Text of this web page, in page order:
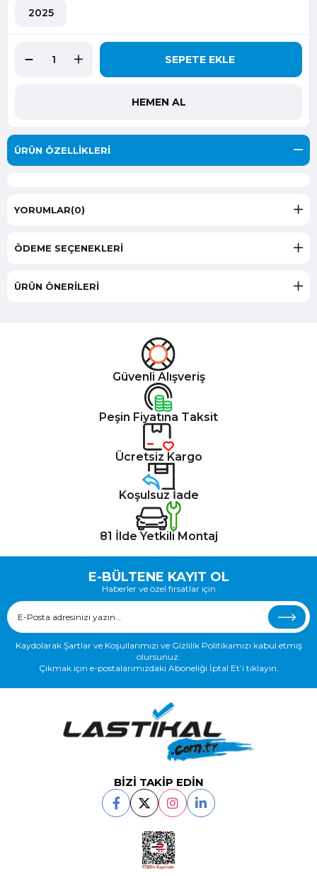
2025
ÜRÜN ÖZELLIKLERI
YORUMLAR(0)
ÖDEME SEÇENEKLERI
ÜRÜN ÖNERILERI
Güvenli Alışveriş
Peşin Fiyatına Taksit
Ücretsiz Kargo
Koşulsuz İade
81 İlde Yetkili Montaj
E-BÜLTENE KAYIT OL
Haberler ve özel fırsatlar için
Kaydolarak Şartlar ve Koşullarımızı ve Gizlilik Politikamızı kabul etmiş
olursunuz.
Çıkmak için e-postalarımızdaki Aboneliği İptal Et’i tıklayın.
BİZİ TAKİP EDİN